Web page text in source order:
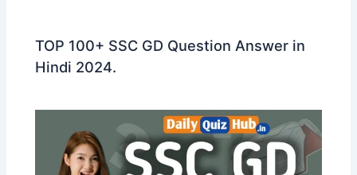
TOP 100+ SSC GD Question Answer in
Hindi 2024.